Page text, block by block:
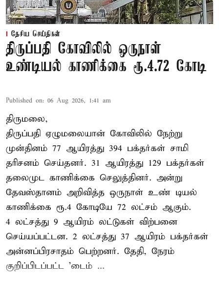
தேசிய செய்திகள்
திருப்பதி கோவிலில் ஒருநாள்
உண்டியல் காணிக்கை ரூ.4.72 கோடி
Published on: 06 Aug 2026, 1:41 am
திருமலை,
திருப்பதி ஏழுமலையான் கோவிலில் நேற்று
முன்தினம் 77 ஆயிரத்து 394 பக்தர்கள் சாமி
தரிசனம் செய்தனர். 31 ஆயிரத்து 129 பக்தர்கள்
தலைமுட காணிக்கை செலுத்தினர். அன்று
தேவஸ்தானம் அறிவித்த ஒருநாள் உண் டியல்
காணிக்கை ரூ.4 கோடியே 72 லட்சம் ஆகும்.
4 லட்சத்து 9 ஆயிரம் லட்டுகள் விற்பனை
செய்யப்பட்டன. 2 லட்சத்து 37 ஆயிரம் பக்தர்கள்
அன்னப்பிரசாதம் பெற்றனர். தேதி, நேரம்
குறிப்பிடப்பட்ட 'டைம் ...